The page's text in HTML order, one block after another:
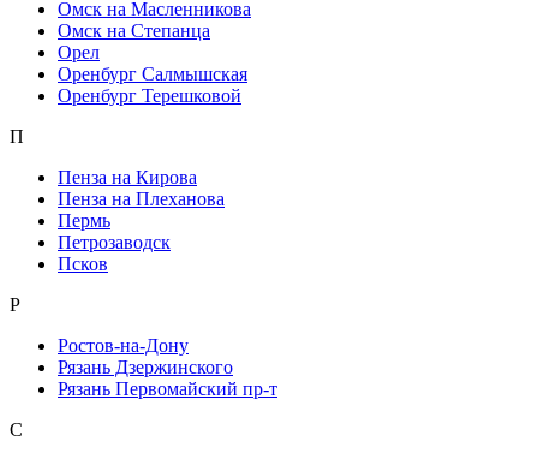
Омск на Масленникова
Омск на Степанца
Орел
Оренбург Салмышская
Оренбург Терешковой
П
Пенза на Кирова
Пенза на Плеханова
Пермь
Петрозаводск
Псков
Р
Ростов-на-Дону
Рязань Дзержинского
Рязань Первомайский пр-т
С